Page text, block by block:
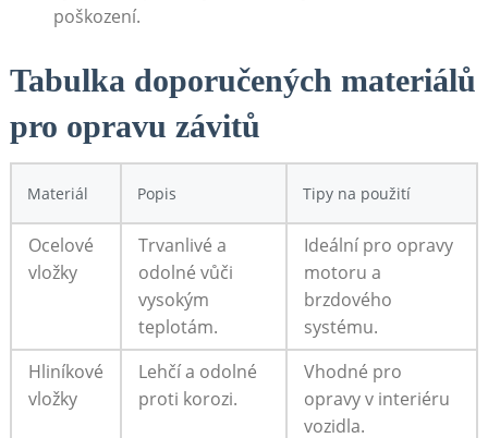
poškození.
Tabulka doporučených materiálů
pro opravu závitů
Materiál Popis Tipy na použití
Ocelové
vložky
Trvanlivé a
odolné vůči
vysokým
teplotám.
Ideální pro opravy
motoru a
brzdového
systému.
Hliníkové
vložky
Lehčí a odolné
proti korozi.
Vhodné pro
opravy v interiéru
vozidla.